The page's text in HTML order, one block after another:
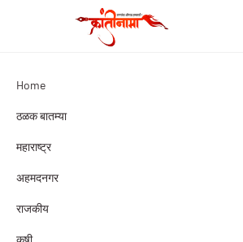
Home
ठळक बातम्या
महाराष्ट्र
अहमदनगर
राजकीय
कृषी